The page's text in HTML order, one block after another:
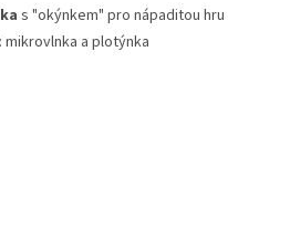
s "okýnkem" pro nápaditou hru
a plotýnka